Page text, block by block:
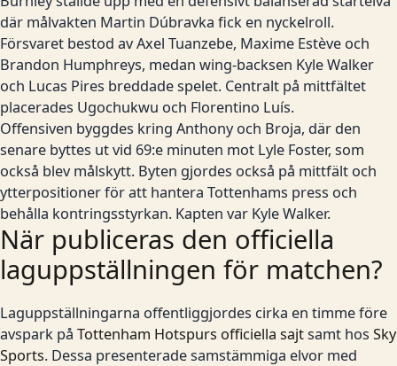
där målvakten Martin Dúbravka fick en nyckelroll.
Försvaret bestod av Axel Tuanzebe, Maxime Estève och
Brandon Humphreys, medan wing-backsen Kyle Walker
och Lucas Pires breddade spelet. Centralt på mittfältet
placerades Ugochukwu och Florentino Luís.
Offensiven byggdes kring Anthony och Broja, där den
senare byttes ut vid 69:e minuten mot Lyle Foster, som
också blev målskytt. Byten gjordes också på mittfält och
ytterpositioner för att hantera Tottenhams press och
behålla kontringsstyrkan. Kapten var Kyle Walker.
När publiceras den officiella
laguppställningen för matchen?
Laguppställningarna offentliggjordes cirka en timme före
avspark på Tottenham Hotspurs officiella sajtsamt hos Sky
Sports. Dessa presenterade samstämmiga elvor med